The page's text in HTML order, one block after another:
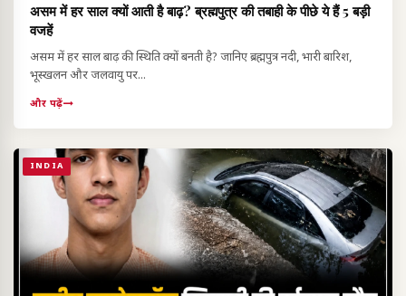
असम में हर साल क्यों आती है बाढ़? ब्रह्मपुत्र की तबाही के पीछे ये हैं 5 बड़ी
वजहें
असम में हर साल बाढ़ की स्थिति क्यों बनती है? जानिए ब्रह्मपुत्र नदी, भारी बारिश,
भूस्खलन और जलवायु पर...
और पढ़ें
INDIA